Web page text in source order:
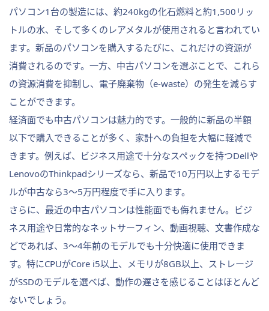
パソコン1台の製造には、約240kgの化石燃料と約1,500リッ
トルの水、そして多くのレアメタルが使用されると言われてい
ます。新品のパソコンを購入するたびに、これだけの資源が
消費されるのです。一方、中古パソコンを選ぶことで、これら
の資源消費を抑制し、電子廃棄物（e-waste）の発生を減らす
ことができます。
経済面でも中古パソコンは魅力的です。一般的に新品の半額
以下で購入できることが多く、家計への負担を大幅に軽減で
きます。例えば、ビジネス用途で十分なスペックを持つDellや
LenovoのThinkpadシリーズなら、新品で10万円以上するモデ
ルが中古なら3〜5万円程度で手に入ります。
さらに、最近の中古パソコンは性能面でも侮れません。ビジ
ネス用途や日常的なネットサーフィン、動画視聴、文書作成な
どであれば、3〜4年前のモデルでも十分快適に使用できま
す。特にCPUがCore i5以上、メモリが8GB以上、ストレージ
がSSDのモデルを選べば、動作の遅さを感じることはほとんど
ないでしょう。